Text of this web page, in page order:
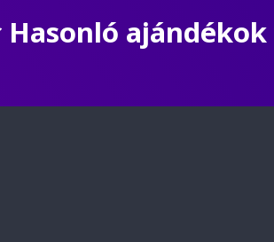
Hasonló ajándékok